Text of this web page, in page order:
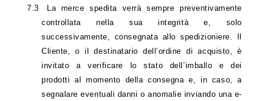
7.3
La merce spedita verrà sempre preventivamente
controllata nella sua integrità e, solo
successivamente, consegnata allo spedizioniere. Il
Cliente, o il destinatario dell’ordine di acquisto, è
invitato a verificare lo stato dell’imballo e dei
prodotti al momento della consegna e, in caso, a
segnalare eventuali danni o anomalie inviando una e-